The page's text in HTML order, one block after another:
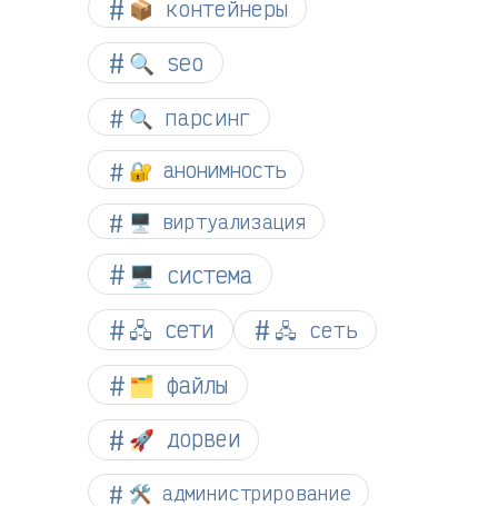
📦 контейнеры
🔍 seo
🔍 парсинг
🔐 анонимность
🖥️ виртуализация
🖥️ система
🖧 сети
🖧 сеть
🗂️ файлы
🚀 дорвеи
🛠️ администрирование